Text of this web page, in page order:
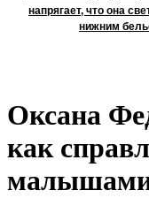
напрягает, что она
нижним
Оксана
как